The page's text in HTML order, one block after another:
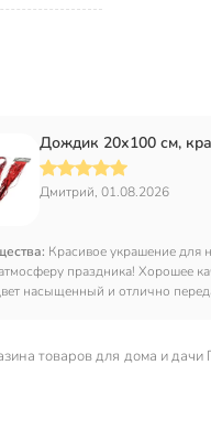
Дождик 20х100 см,
Дмитрий, 01.08.2026
Красивое украшение для
праздника! Хорошее
насыщенный и отлично
добавили ей объёма и
товаров для дома и